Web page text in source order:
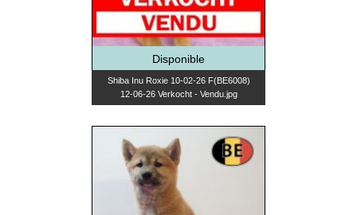
Disponible
Shiba Inu Roxie 10-02-26 F(BE6008)
12-06-26 Verkocht - Vendu.jpg